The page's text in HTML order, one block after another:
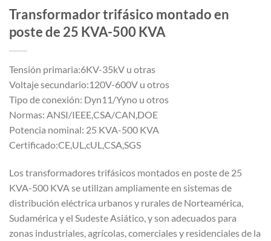
Transformador trifásico montado en
poste de 25 KVA-500 KVA
Tensión primaria:6KV-35kV u otras
Voltaje secundario:120V-600V u otros
Tipo de conexión: Dyn11/Yyno u otros
Normas: ANSI/IEEE,CSA/CAN,DOE
Potencia nominal: 25 KVA-500 KVA
Certificado:CE,UL,cUL,CSA,SGS
Los transformadores trifásicos montados en poste de 25
KVA-500 KVA se utilizan ampliamente en sistemas de
distribución eléctrica urbanos y rurales de Norteamérica,
Sudamérica y el Sudeste Asiático, y son adecuados para
zonas industriales, agrícolas, comerciales y residenciales de la